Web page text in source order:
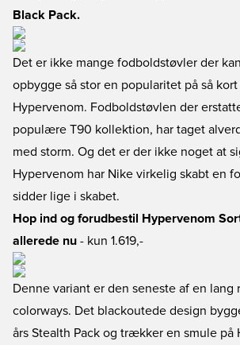
Black Pack.
Det er ikke mange fodboldstøvler der
opbygge så stor en popularitet på så kort
Hypervenom. Fodboldstøvlen der
populære T90 kollektion, har taget
med storm. Og det er der ikke noget at
Hypervenom har Nike virkelig skabt en
sidder lige i skabet.
Hop ind og forudbestil Hypervenom
allerede nu - kun 1.619,-
Denne variant er den seneste af en
colorways. Det blackoutede design
års Stealth Pack og trækker en smule på